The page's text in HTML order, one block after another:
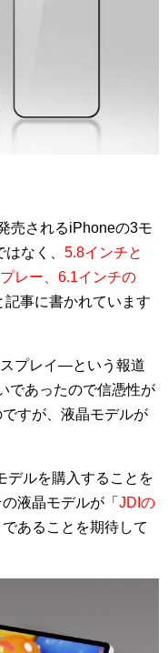
売されるiPhoneの3モ
なく、 5.8インチと
レー、6.1インチの
事に書かれています
プレイ―という報道
であったので信憑性が
すが、液晶モデルが
デルを購入することを
液晶モデルが「 JDIの
であることを期待して